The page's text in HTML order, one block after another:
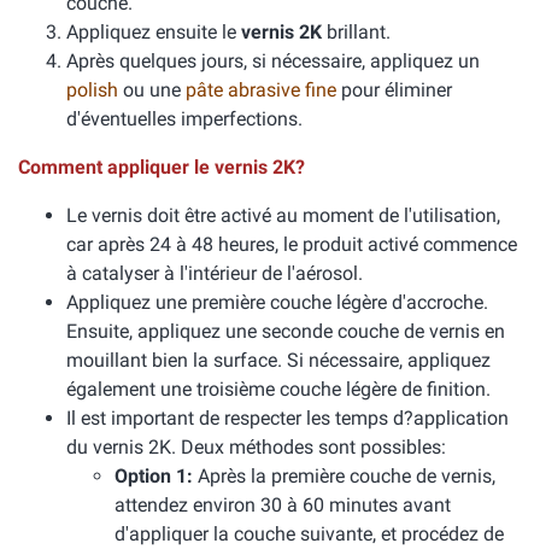
Appliquez ensuite le vernis 2K brillant.
Après quelques jours, si nécessaire, appliquez un
polish ou une pâte abrasive fine pour éliminer
d'éventuelles imperfections.
Comment appliquer le vernis 2K?
Le vernis doit être activé au moment de l'utilisation,
car après 24 à 48 heures, le produit activé commence
à catalyser à l'intérieur de l'aérosol.
Appliquez une première couche légère d'accroche.
Ensuite, appliquez une seconde couche de vernis en
mouillant bien la surface. Si nécessaire, appliquez
également une troisième couche légère de finition.
Il est important de respecter les temps d?application
du vernis 2K. Deux méthodes sont possibles:
Option 1: Après la première couche de vernis,
attendez environ 30 à 60 minutes avant
d'appliquer la couche suivante, et procédez de